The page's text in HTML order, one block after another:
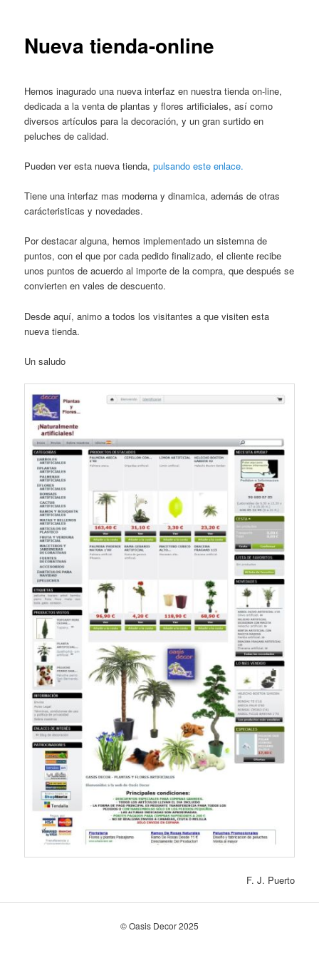
Nueva tienda-online
Hemos inagurado una nueva interfaz en nuestra tienda on-line,
dedicada a la venta de plantas y flores artificiales, así como
diversos artículos para la decoración, y un gran surtido en
peluches de calidad.
Pueden ver esta nueva tienda,pulsando este enlace.
Tiene una interfaz mas moderna y dinamica, además de otras
carácteristicas y novedades.
Por destacar alguna, hemos implementado un sistemna de
puntos, con el que por cada pedido finalizado, el cliente recibe
unos puntos de acuerdo al importe de la compra, que después se
convierten en vales de descuento.
Desde aquí, animo a todos los visitantes a que visiten esta
nueva tienda.
Un saludo
F. J. Puerto
© Oasis Decor 2025